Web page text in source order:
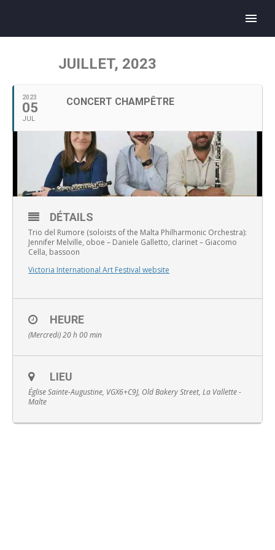
English
JUILLET, 2023
2023
05
JUL
CONCERT CHAMPÊTRE
DÉTAILS
Trio del Rumore (soloists of the Malta Philharmonic Orchestra):
Jennifer Melville, oboe – Daniele Galletto, clarinet – Giacomo
Cella, bassoon
Victoria International Art Festival website
HEURE
(Mercredi) 20 h 00 min
LIEU
Église Sainte-Augustine, VGX6+C9J, Old Bakery Street, La Vallette -
Malte